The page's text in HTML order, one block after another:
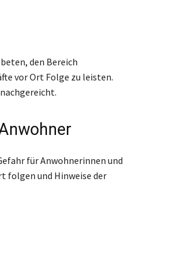
den Bereich
vor Ort Folge zu leisten.
für Anwohnerinnen und
folgen und Hinweise der